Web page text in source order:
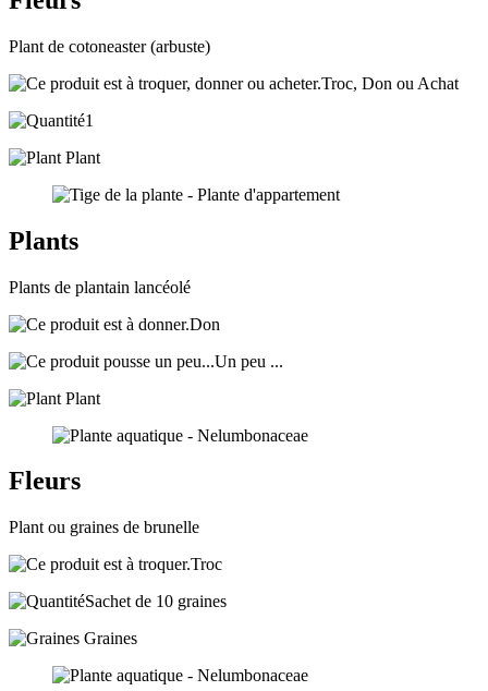
Plant de cotoneaster (arbuste)
Troc, Don ou Achat
1
Plant
Plants
Plants de plantain lancéolé
Don
Un peu ...
Plant
Fleurs
Plant ou graines de brunelle
Troc
Sachet de 10 graines
Graines